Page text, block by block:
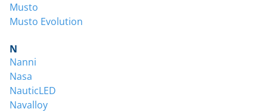
Musto
Musto Evolution
N
Nanni
Nasa
NauticLED
Navalloy